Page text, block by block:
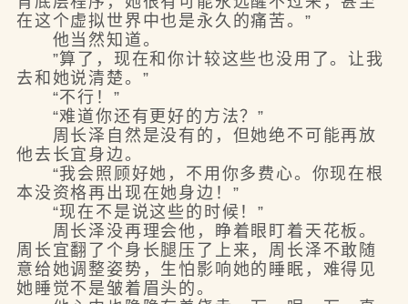
在这个虚拟世界中也是永久的痛苦。”
他当然知道。
”算了，现在和你计较这些也没用了。让我
去和她说清楚。”
“不行！”
“难道你还有更好的方法？”
周长泽自然是没有的，但她绝不可能再放
他去长宜身边。
“我会照顾好她，不用你多费心。你现在根
本没资格再出现在她身边！”
“现在不是说这些的时候！”
周长泽没再理会他，睁着眼盯着天花板。
周长宜翻了个身长腿压了上来，周长泽不敢随
意给她调整姿势，生怕影响她的睡眠，难得见
她睡觉不是皱着眉头的。